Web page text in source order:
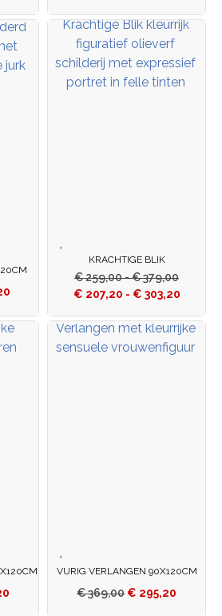
KRACHTIGE BLIK
€259,00-€379,00
€ 207,20 - € 303,20
VURIG VERLANGEN 90X120CM
€369,00 € 295,20